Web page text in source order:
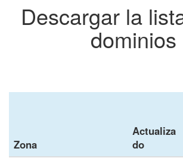
Descargar la
dominios
Zona
Actualiza
do